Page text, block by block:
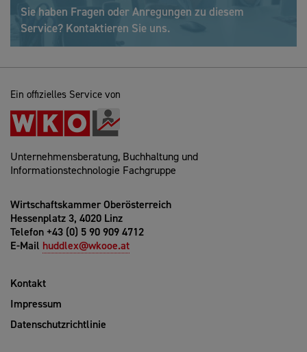
Sie haben Fragen oder Anregungen zu diesem
Service? Kontaktieren Sie uns.
Ein offizielles Service von
Unternehmensberatung, Buchhaltung und
Informationstechnologie Fachgruppe
Wirtschaftskammer Oberösterreich
Hessenplatz 3, 4020 Linz
Telefon +43 (0) 5 90 909 4712
E-Mail huddlex@wkooe.at
Kontakt
Impressum
Datenschutzrichtlinie